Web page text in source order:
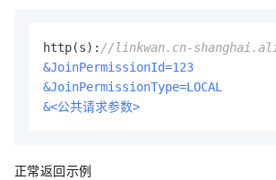
http(s): //linkwan.cn-
&JoinPermissionId=123
&JoinPermissionType=LOCAL
&<公共请求参数>
正常返回示例